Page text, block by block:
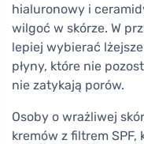
hialuronowy i
wilgoć w skórze. W
lepiej wybierać
płyny, które nie
nie zatykają porów.
Osoby o wrażliwej
kremów z filtrem